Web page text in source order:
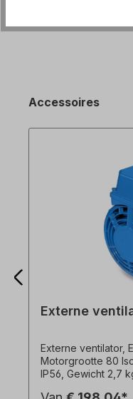
Accessoires
Externe
Externe ventilator,
Motorgrootte 80
IP56, Gewicht 2,7